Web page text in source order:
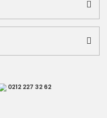
0212 227 32 62